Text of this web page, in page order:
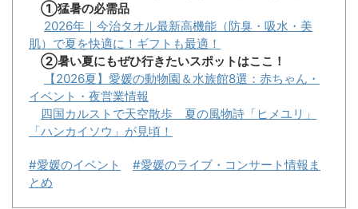
①猛暑の必需品
2026年｜今治タオル最新高機能（防臭・吸水・美
肌）で夏を快適に！ギフトも最適！
②暑い夏にもぜひ行きたいスポットはここ！
【2026夏】愛媛の動物園＆水族館8選：赤ちゃん・
イベント・夜営業情報
四国カルストで天空散歩 夏の風物詩「ヒメユリ」
「ハンカイソウ」が見頃！
#愛媛のイベント
#愛媛のライブ・コンサート情報ま
とめ